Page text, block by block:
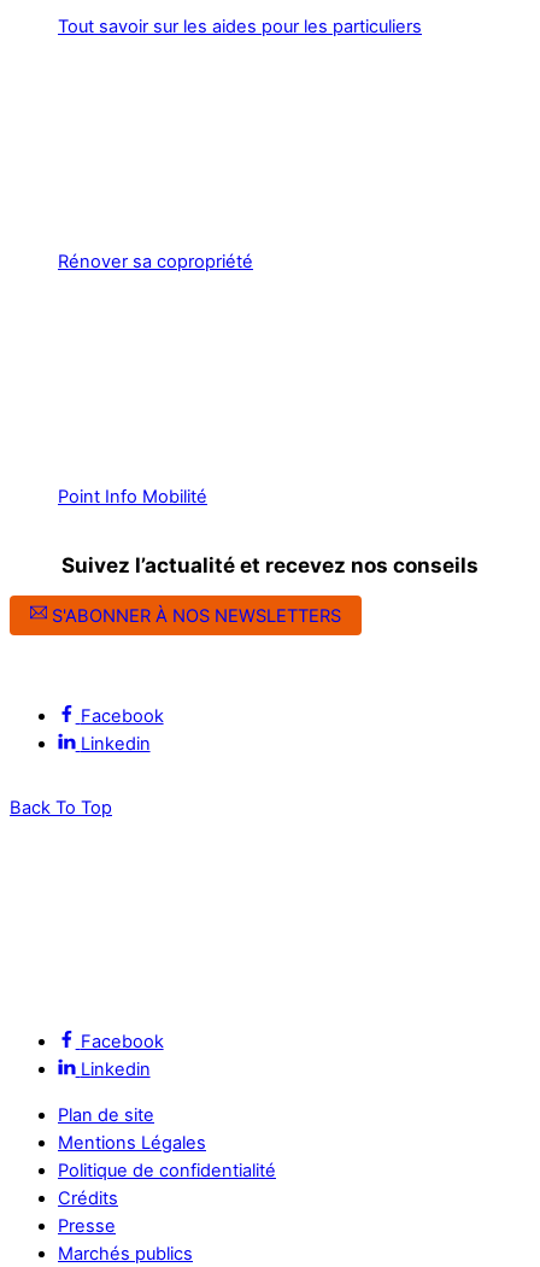
Tout savoir sur les aides pour les particuliers
Rénover sa copropriété
Point Info Mobilité
Suivez l’actualité et recevez nos conseils
S'ABONNER À NOS NEWSLETTERS
Facebook
Linkedin
Back To Top
Facebook
Linkedin
Plan de site
Mentions Légales
Politique de confidentialité
Crédits
Presse
Marchés publics